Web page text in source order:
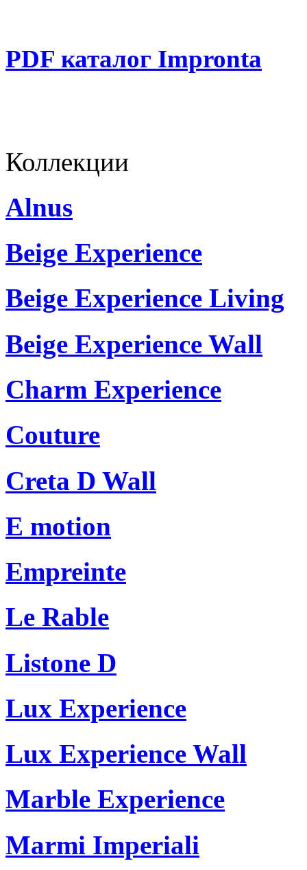
PDF каталог Impronta
Коллекции
Alnus
Beige Experience
Beige Experience Living
Beige Experience Wall
Charm Experience
Couture
Creta D Wall
E motion
Empreinte
Le Rable
Listone D
Lux Experience
Lux Experience Wall
Marble Experience
Marmi Imperiali